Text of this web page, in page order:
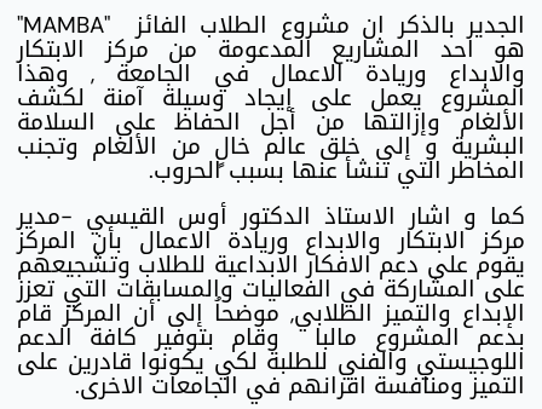
الجدير بالذكر ان مشروع الطلاب الفائز "MAMBA"
هو احد المشاريع المدعومة من مركز الابتكار
والابداع وريادة الاعمال في الجامعة , وهذا
المشروع يعمل على إيجاد وسيلة آمنة لكشف
الألغام وإزالتها من أجل الحفاظ على السلامة
البشرية و إلى خلق عالم خالٍ من الألغام وتجنب
المخاطر التي تنشأ عنها بسبب الحروب.
كما و اشار الاستاذ الدكتور أوس القيسي -مدير
مركز الابتكار والابداع وريادة الاعمال بأن المركز
يقوم على دعم الافكار الابداعية للطلاب وتشجيعهم
على المشاركة في الفعاليات والمسابقات التي تعزز
الإبداع والتميز الطلابي, موضحاُ إلى أن المركز قام
بدعم المشروع مالبا وقام بتوفير كافة الدعم
اللوجيستي والفني للطلبة لكي يكونوا قادرين على
التميز ومنافسة اقرانهم في الجامعات الاخرى.